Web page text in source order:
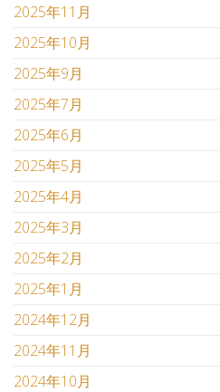
2025年11月
2025年10月
2025年9月
2025年7月
2025年6月
2025年5月
2025年4月
2025年3月
2025年2月
2025年1月
2024年12月
2024年11月
2024年10月